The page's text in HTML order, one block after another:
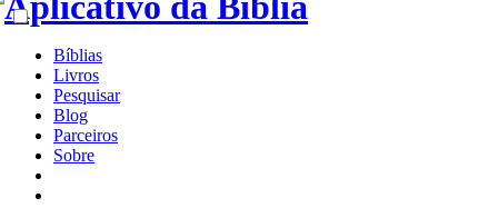
Bíblias
Livros
Pesquisar
Blog
Parceiros
Sobre